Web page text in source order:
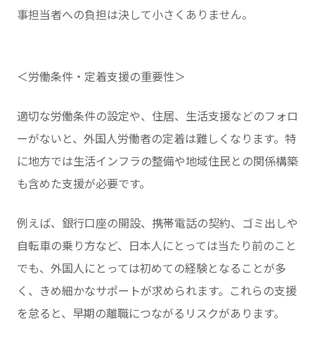
事担当者への負担は決して小さくありません。
＜労働条件・定着支援の重要性＞
適切な労働条件の設定や、住居、生活支援などのフォロ
ーがないと、外国人労働者の定着は難しくなります。特
に地方では生活インフラの整備や地域住民との関係構築
も含めた支援が必要です。
例えば、銀行口座の開設、携帯電話の契約、ゴミ出しや
自転車の乗り方など、日本人にとっては当たり前のこと
でも、外国人にとっては初めての経験となることが多
く、きめ細かなサポートが求められます。これらの支援
を怠ると、早期の離職につながるリスクがあります。